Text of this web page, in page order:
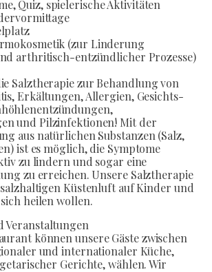
Quiz, spielerische Aktivitäten
(zur Linderung
arthritisch-entzündlicher Prozesse)
Salztherapie zur Behandlung von
Erkältungen, Allergien, Gesichts-
und Pilzinfektionen! Mit der
aus natürlichen Substanzen (Salz,
ist es möglich, die Symptome
zu lindern und sogar eine
zu erreichen. Unsere Salztherapie
Küstenluft auf Kinder und
heilen wollen.
Veranstaltungen
können unsere Gäste zwischen
und internationaler Küche,
Gerichte, wählen. Wir